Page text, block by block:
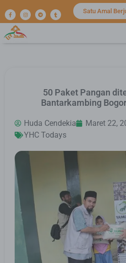
Satu Amal
50 Paket Pangan
Bantarkambing
Huda Cendekia Maret 22,
YHC Todays